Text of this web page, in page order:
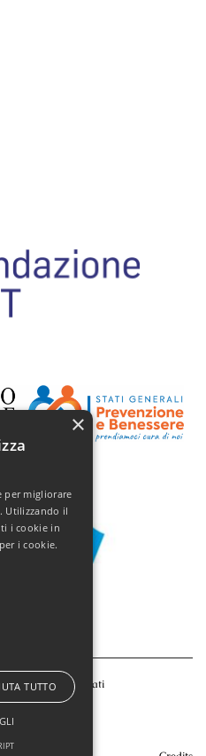
i diritti sono riservati
×
per migliorare
Utilizzando il
i cookie in
i cookie.
TUTTO